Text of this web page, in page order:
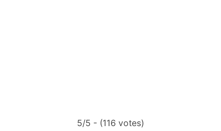
5/5 - (116 votes)